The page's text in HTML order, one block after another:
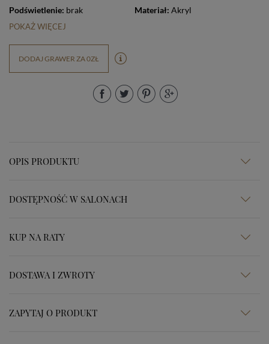
Podświetlenie: brak Materiał: Akryl
POKAŻ WIĘCEJ
DODAJ GRAWER ZA 0ZŁ
OPIS PRODUKTU
DOSTĘPNOŚĆ W SALONACH
KUP NA RATY
DOSTAWA I ZWROTY
ZAPYTAJ O PRODUKT